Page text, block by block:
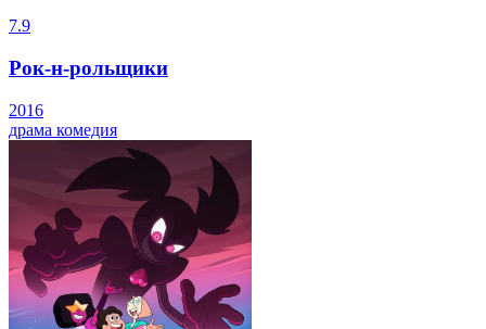
7.9
Рок-н-рольщики
2016
драма комедия